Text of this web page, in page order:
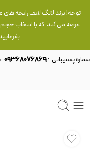
توجه! برند لانگ لایف رایحه
عرضه می کند.که با انتخاب
شماره پشتیبانی :09368076869